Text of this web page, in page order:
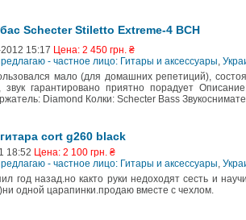
Schecter Stiletto Extreme-4 BCH
15:17 Цена: 2 450 грн. ₴
- частное лицо: Гитары и аксессуары,
мало (для домашних репетиций),
звук гарантировано приятно порадует
Diamond Колки: Schecter Bass
cort g260 black
18:52 Цена: 2 100 грн. ₴
- частное лицо: Гитары и аксессуары,
год назад.но както руки недоходят сесть и
одной царапинки.продаю вместе с чехлом.